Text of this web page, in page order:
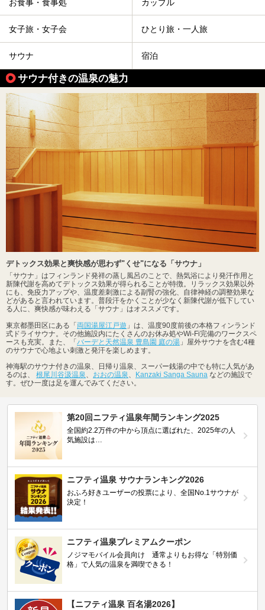
お食事・食事処 カップル
女子旅・女子会 ひとり旅・一人旅
サウナ 宿泊
サウナ付きの温泉の魅力
デトックス効果と爽快感が思わず"くせ"になる「サウナ」
「サウナ」はフィンランド発祥の蒸し風呂のことで、熱気浴により発汗作用と
新陳代謝を高めてデトックス効果が得られることが特徴。リラックス効果以外
にも、免疫力アップや、温度差刺激による副腎の強化、自律神経の調整効果な
どがあると言われています。普段汗をかくことが少なく新陳代謝が低下してい
る人に、爽快感が味わえる「サウナ」はオススメです。
東京都墨田区にある「両国湯屋江戸遊 」は、温度90度前後の本格フィンランド
式ドライサウナ。その他施設内にたくさんのお休み処やWi-Fi完備のワークスペ
ースも充実。また、「バーデと天然温泉 豊島園 庭の湯 」屋外サウナを含む4種
のサウナで心地よい刺激と発汗を楽しめます。
神海駅のサウナ付きの温泉、日帰り温泉、スーパー銭湯の中でも特に人気があ
るのは、 根尾川谷汲温泉 おおの温泉 Kanzaki Sanga Sauna などの施設で
す。ぜひ一度は足を運んでみてください。
第20回ニフティ温泉年間ランキング2025
全国約2.2万件の中から頂点に選ばれた、2025年の人
気施設は…
ニフティ温泉 サウナランキング2026
おふろ好きユーザーの投票により、全国No.1サウナが
決定！
ニフティ温泉プレミアムクーポン
ノジマモバイル会員向け 通常よりもお得な「特別価
格」で人気の温泉を満喫できる！
【ニフティ温泉 百名湯2026】